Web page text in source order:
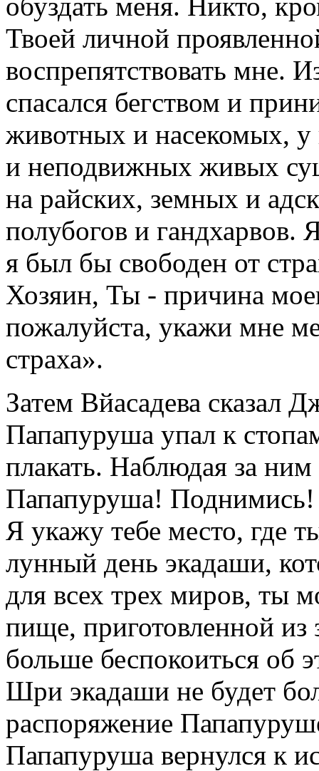
Твоей личной
воспрепятствовать мне.
спасался бегством и
животных и насекомых, у
и неподвижных живых
на райских, земных и
полубогов и гандхарвов.
я был бы свободен от
Хозяин, Ты - причина
пожалуйста, укажи мне
страха».
Затем Вйасадева сказал
Папапуруша упал к
плакать. Наблюдая за
Папапуруша!
Я укажу тебе место, где
лунный день экадаши,
для всех трех миров, ты
пище, приготовленной
больше беспокоиться об
Шри экадаши не будет
распоряжение
Папапуруша вернулся к